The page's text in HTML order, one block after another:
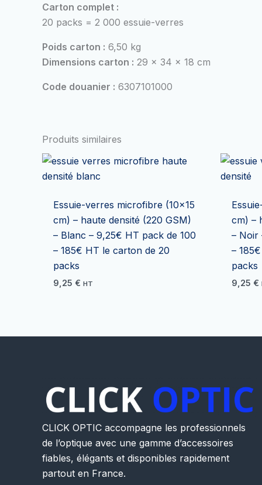
Carton complet :
20 packs = 2 000 essuie-verres
Poids carton : 6,50 kg
Dimensions carton : 29 x 34 x 18 cm
Code douanier : 6307101000
Produits similaires
Essuie-verres microfibre (10×15
cm) – haute densité (220 GSM)
– Blanc – 9,25€ HT pack de 100
– 185€ HT le carton de 20
packs
9,25 € HT
cm) –
– Noir
–
packs
9,25 €
CLICK OPTIC accompagne les professionnels
de l’optique avec une gamme d’accessoires
fiables, élégants et disponibles rapidement
partout en France.